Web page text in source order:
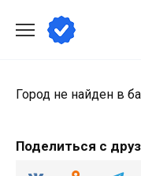
содержанию
Город не найден в
Поделиться с